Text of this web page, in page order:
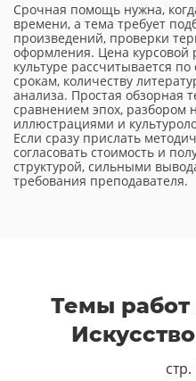
Срочная помощь нужна,
времени, а тема требует
произведений, проверки
оформления. Цена курсовой
культуре рассчитывается
срокам, количеству
анализа. Простая обзорная
сравнением эпох, разбором
иллюстрациями и
Если сразу прислать
согласовать стоимость и
структурой, сильными
требования преподавателя.
Темы